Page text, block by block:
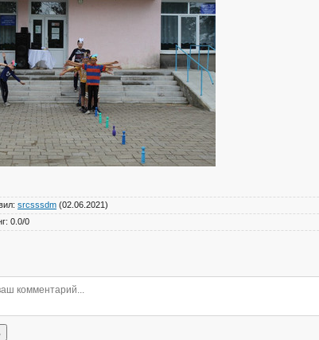
: srcsssdm (02.06.2021)
: 0.0/0